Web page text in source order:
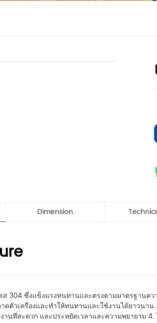
Dimension
ส 304 ซึ่งแข็งแรงทนทานและตรงตามมาตรฐาน
ดตัวเครื่องและทำให้ทนทานและใช้งานได้ยาวน
านที่สะดวก และประหยัดเวลาและความพยายาม